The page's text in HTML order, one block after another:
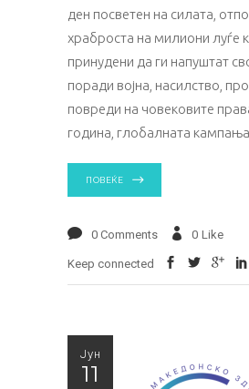
ден посветен на силата,
храброста на милиони луѓе
принудени да ги напуштат
поради војна, насилство,
повреди на човековите
година, глобалната
ПОВЕЌЕ
0 Comments 0 Like
Keep connected
Јун
11